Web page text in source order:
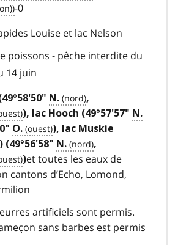
-0
Louise et lac Nelson
poissons - pêche interdite du
14 juin
N.
,
), lac Hooch (49°57'57" N.
O.
), lac Muskie
N.
,
)et toutes les eaux de
cantons d’Echo, Lomond,
artificiels sont permis.
sans barbes est permis